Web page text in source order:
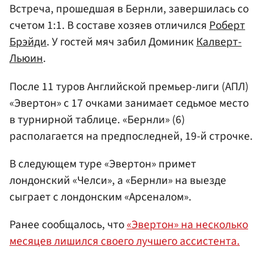
Встреча, прошедшая в Бернли, завершилась со
счетом 1:1. В составе хозяев отличилсяРоберт
Брэйди. У гостей мяч забил ДоминикКалверт-
Льюин.
После 11 туров Английской премьер-лиги (АПЛ)
«Эвертон» с 17 очками занимает седьмое место
в турнирной таблице. «Бернли» (6)
располагается на предпоследней, 19-й строчке.
В следующем туре «Эвертон» примет
лондонский «Челси», а «Бернли» на выезде
сыграет с лондонским «Арсеналом».
Ранее сообщалось, что«Эвертон» на несколько
месяцев лишился своего лучшего ассистента.